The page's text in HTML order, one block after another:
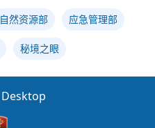
自然资源部 应急管理部
秘境之眼
Desktop